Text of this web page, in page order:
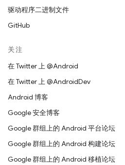
驱动程序二进制文件
GitHub
关注
在 Twitter 上 @Android
在 Twitter 上 @AndroidDev
Android 博客
Google 安全博客
Google 群组上的 Android 平台论坛
Google 群组上的 Android 构建论坛
Google 群组上的 Android 移植论坛